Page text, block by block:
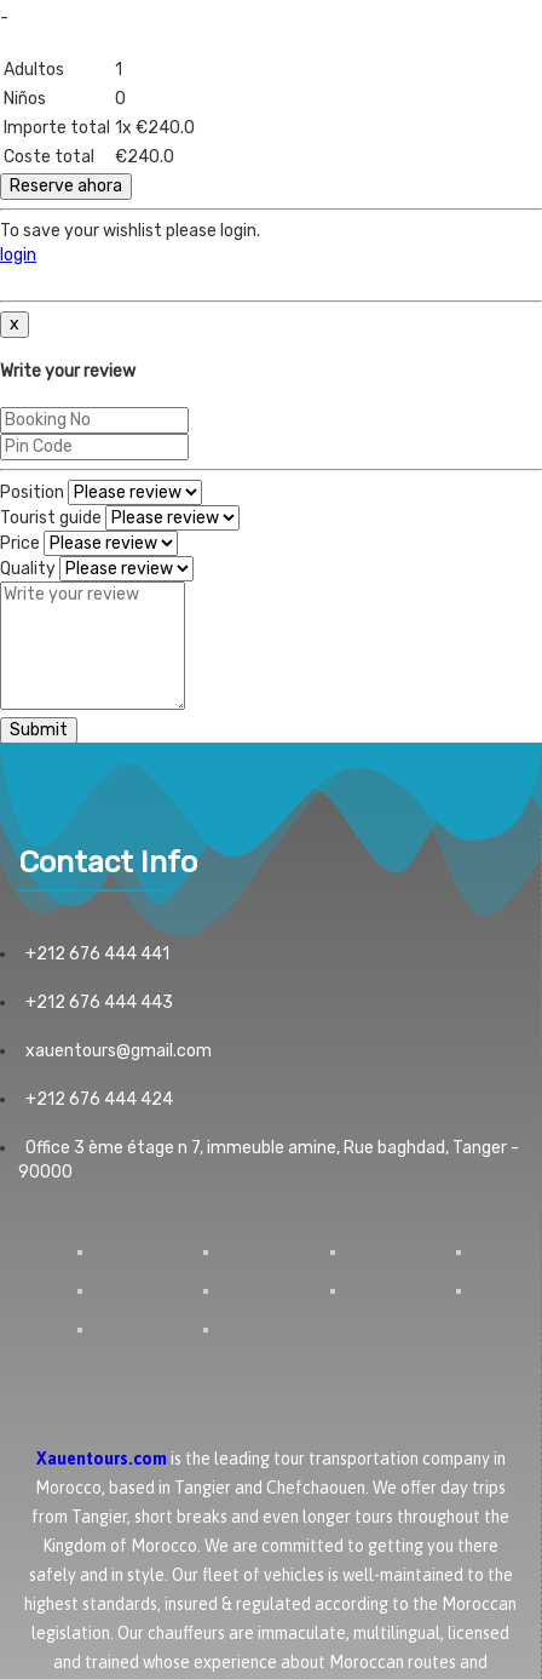
-
Adultos
1
Niños
0
Importe total 1x €240.0
Coste total
€240.0
Reserve ahora
To save your wishlist please login.
login
x
Write your review
Position
Tourist guide
Price
Quality
Contact Info
+212 676 444 441
+212 676 444 443
xauentours@gmail.com
+212 676 444 424
Office 3 ème étage n 7, immeuble amine, Rue baghdad, Tanger -
90000
Xauentours.com is the leading tour transportation company in
Morocco, based in Tangier and Chefchaouen. We offer day trips
from Tangier, short breaks and even longer tours throughout the
Kingdom of Morocco. We are committed to getting you there
safely and in style. Our fleet of vehicles is well-maintained to the
highest standards, insured & regulated according to the Moroccan
legislation. Our chauffeurs are immaculate, multilingual, licensed
and trained whose experience about Moroccan routes and